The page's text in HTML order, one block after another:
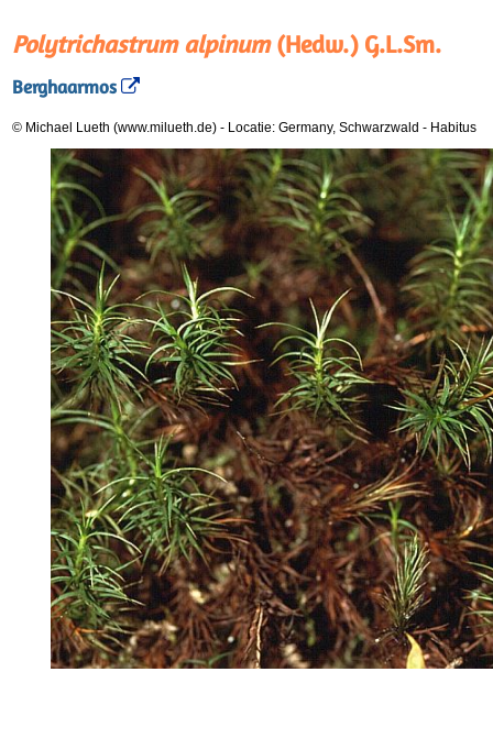
Polytrichastrum alpinum(Hedw.) G.L.Sm.
Berghaarmos
© Michael Lueth (www.milueth.de) - Locatie: Germany, Schwarzwald - Habitus